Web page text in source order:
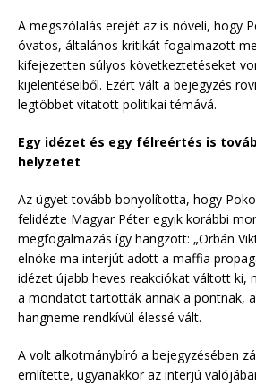
A megszólalás erejét az is növeli, hogy
óvatos, általános kritikát fogalmazott
kifejezetten súlyos következtetéseket
kijelentéseiből. Ezért vált a bejegyzés
legtöbbet vitatott politikai témává.
Egy idézet és egy félreértés is
helyzetet
Az ügyet tovább bonyolította, hogy
felidézte Magyar Péter egyik korábbi
megfogalmazás így hangzott: „Orbán
elnöke ma interjút adott a maffia
idézet újabb heves reakciókat váltott ki,
a mondatot tartották annak a pontnak,
hangneme rendkívül élessé vált.
A volt alkotmánybíró a bejegyzésében
említette, ugyanakkor az interjú